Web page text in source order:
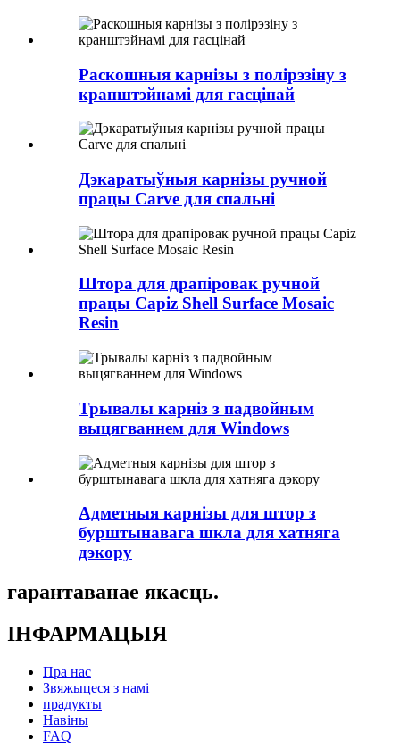
Раскошныя карнізы з полірэзіну з
кранштэйнамі для гасцінай
Дэкаратыўныя карнізы ручной
працы Carve для спальні
Штора для драпіровак ручной
працы Capiz Shell Surface Mosaic
Resin
Трывалы карніз з падвойным
выцягваннем для Windows
Адметныя карнізы для штор з
бурштынавага шкла для хатняга
дэкору
гарантаванае якасць.
ІНФАРМАЦЫЯ
Пра нас
Звяжыцеся з намі
прадукты
Навіны
FAQ